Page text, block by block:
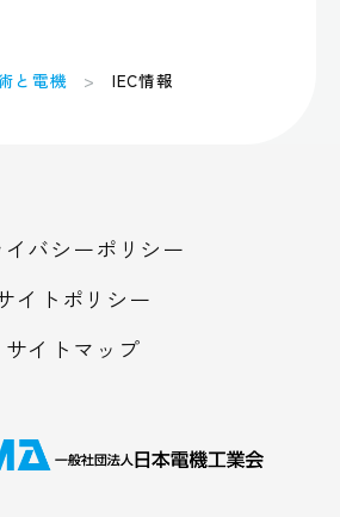
と電機 IEC情報
イバシーポリシー
イトポリシー
サイトマップ